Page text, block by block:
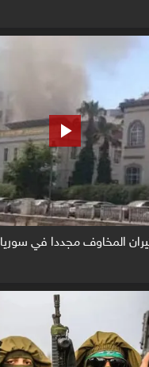
المخاوف مجددا في سوريا